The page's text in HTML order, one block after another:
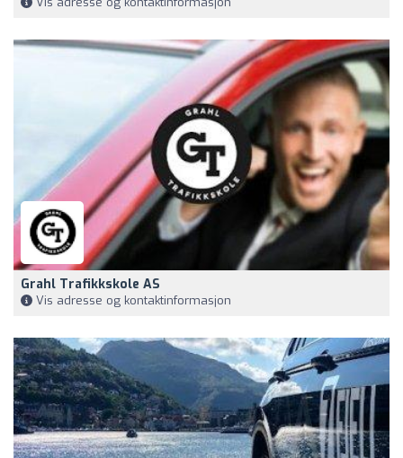
Grahl Trafikkskole AS
Vis adresse og kontaktinformasjon